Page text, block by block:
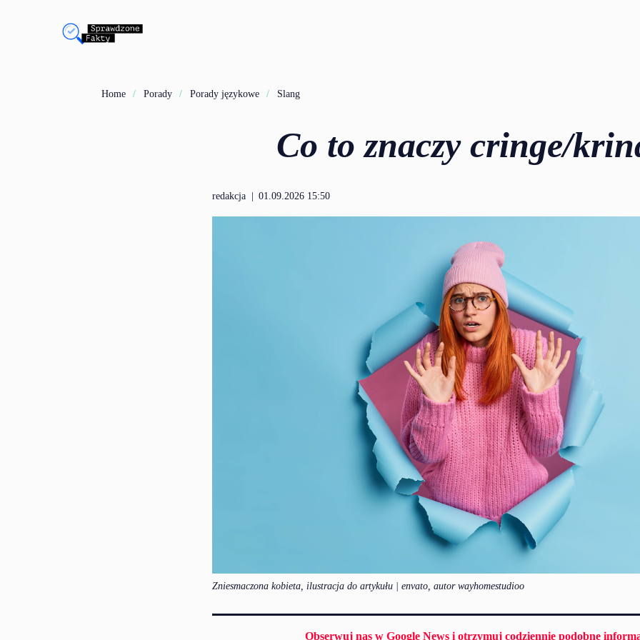
Home Porady Porady językowe Slang
Co to znaczy cringe/
redakcja | 01.09.2026 15:50
Zniesmaczona kobieta, ilustracja do artykułu | envato, autor wayhomestudioo
Obserwuj nas w Google News i otrzymuj codziennie podobne